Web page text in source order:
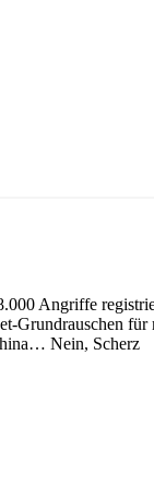
Angriffe
Grundrauschen
Nein, Scherz